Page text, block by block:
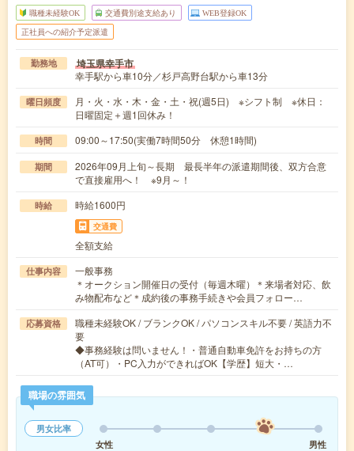
職種未経験OK 交通費別途支給あり WEB登録OK
正社員への紹介予定派遣
勤務地 埼玉県幸手市
幸手駅から車10分／杉戸高野台駅から車13分
曜日頻度
月・火・水・木・金・土・祝(週5日) ※シフト制 ※休日：
日曜固定＋週1回休み！
時間 09:00～17:50(実働7時間50分 休憩1時間)
期間
2026年09月上旬～長期 最長半年の派遣期間後、双方合意
で直接雇用へ！ ※9月～！
時給 時給1600円
交通費
全額支給
仕事内容
一般事務
＊オークション開催日の受付（毎週木曜）＊来場者対応、飲
み物配布など＊成約後の事務手続きや会員フォロー…
応募資格
職種未経験OK / ブランクOK / パソコンスキル不要 / 英語力不
要
◆事務経験は問いません！・普通自動車免許をお持ちの方
（AT可）・PC入力ができればOK【学歴】短大・…
職場の雰囲気
男女比率
女性
男性